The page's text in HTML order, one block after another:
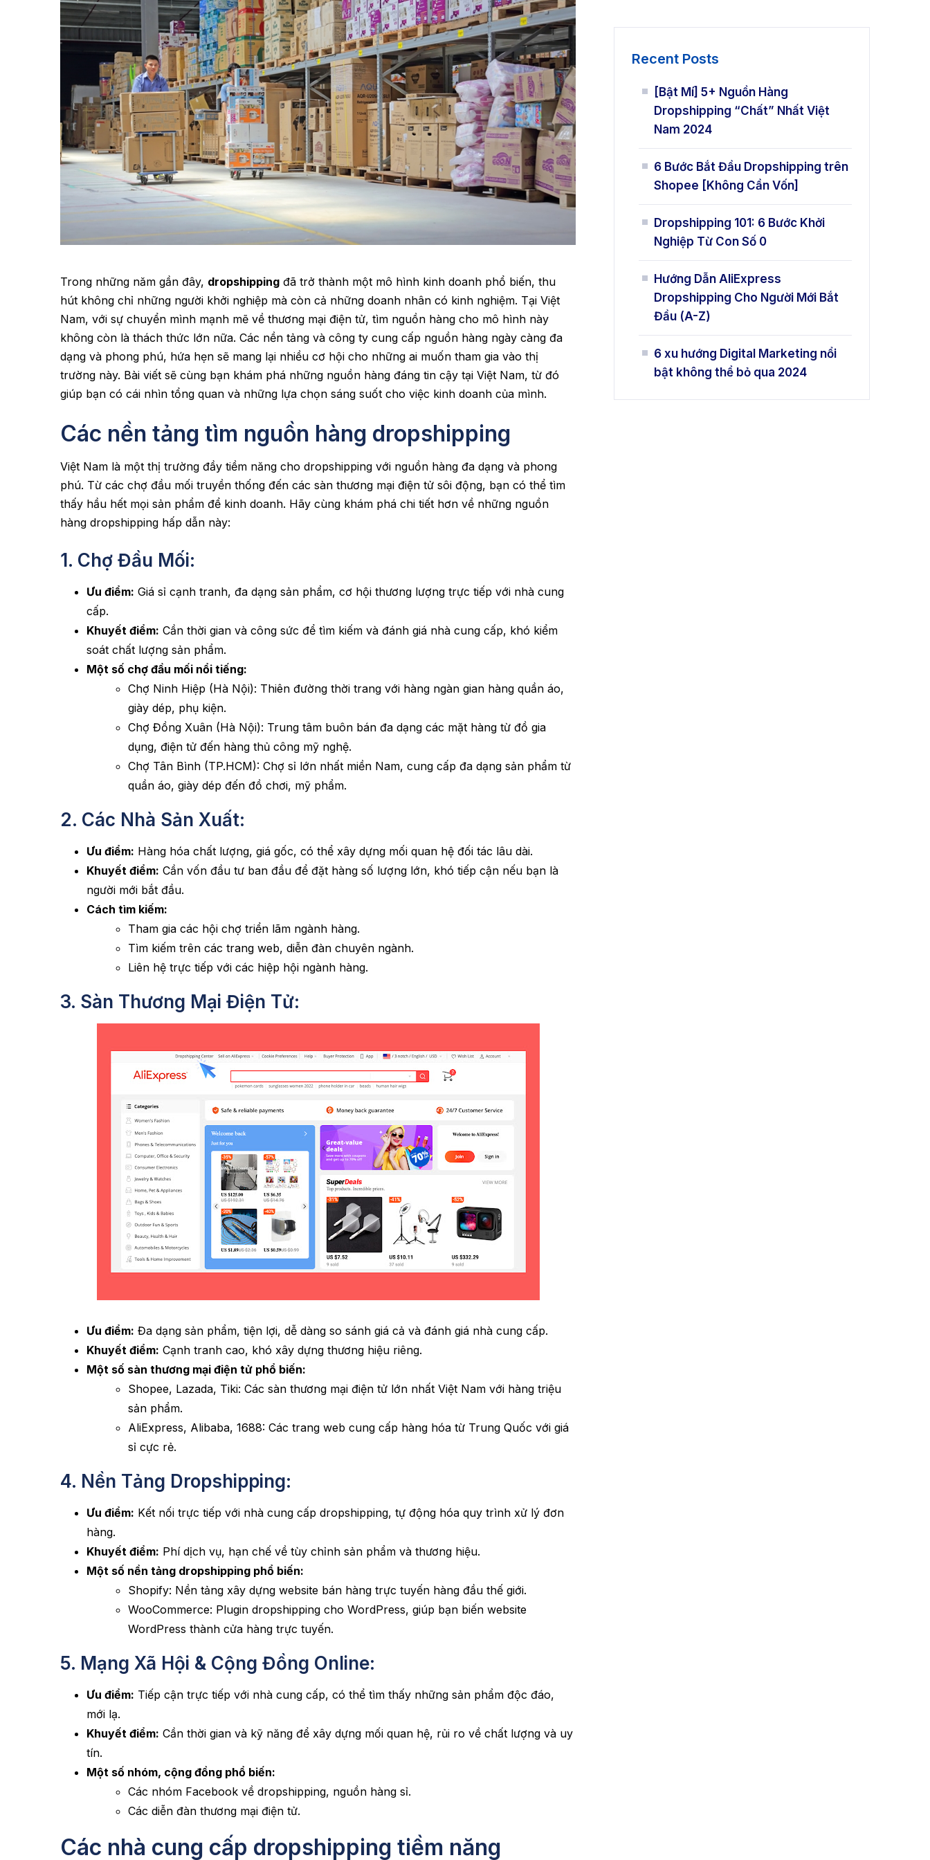
Trong những năm gần đây, dropshipping đã trở thành một mô hình kinh doanh phổ biến, thu
hút không chỉ những người khởi nghiệp mà còn cả những doanh nhân có kinh nghiệm. Tại Việt
Nam, với sự chuyển mình mạnh mẽ về thương mại điện tử, tìm nguồn hàng cho mô hình này
không còn là thách thức lớn nữa. Các nền tảng và công ty cung cấp nguồn hàng ngày càng đa
dạng và phong phú, hứa hẹn sẽ mang lại nhiều cơ hội cho những ai muốn tham gia vào thị
trường này. Bài viết sẽ cùng bạn khám phá những nguồn hàng đáng tin cậy tại Việt Nam, từ đó
giúp bạn có cái nhìn tổng quan và những lựa chọn sáng suốt cho việc kinh doanh của mình.
Các nền tảng tìm nguồn hàng dropshipping
Việt Nam là một thị trường đầy tiềm năng cho dropshipping với nguồn hàng đa dạng và phong
phú. Từ các chợ đầu mối truyền thống đến các sàn thương mại điện tử sôi động, bạn có thể tìm
thấy hầu hết mọi sản phẩm để kinh doanh. Hãy cùng khám phá chi tiết hơn về những nguồn
hàng dropshipping hấp dẫn này:
1. Chợ Đầu Mối:
Ưu điểm: Giá sỉ cạnh tranh, đa dạng sản phẩm, cơ hội thương lượng trực tiếp với nhà cung
cấp.
Khuyết điểm: Cần thời gian và công sức để tìm kiếm và đánh giá nhà cung cấp, khó kiểm
soát chất lượng sản phẩm.
Một số chợ đầu mối nổi tiếng:
Chợ Ninh Hiệp (Hà Nội): Thiên đường thời trang với hàng ngàn gian hàng quần áo,
giày dép, phụ kiện.
Chợ Đồng Xuân (Hà Nội): Trung tâm buôn bán đa dạng các mặt hàng từ đồ gia
dụng, điện tử đến hàng thủ công mỹ nghệ.
Chợ Tân Bình (TP.HCM): Chợ sỉ lớn nhất miền Nam, cung cấp đa dạng sản phẩm từ
quần áo, giày dép đến đồ chơi, mỹ phẩm.
2. Các Nhà Sản Xuất:
Ưu điểm: Hàng hóa chất lượng, giá gốc, có thể xây dựng mối quan hệ đối tác lâu dài.
Khuyết điểm: Cần vốn đầu tư ban đầu để đặt hàng số lượng lớn, khó tiếp cận nếu bạn là
người mới bắt đầu.
Cách tìm kiếm:
Tham gia các hội chợ triển lãm ngành hàng.
Tìm kiếm trên các trang web, diễn đàn chuyên ngành.
Liên hệ trực tiếp với các hiệp hội ngành hàng.
3. Sàn Thương Mại Điện Tử:
Ưu điểm: Đa dạng sản phẩm, tiện lợi, dễ dàng so sánh giá cả và đánh giá nhà cung cấp.
Khuyết điểm: Cạnh tranh cao, khó xây dựng thương hiệu riêng.
Một số sàn thương mại điện tử phổ biến:
Shopee, Lazada, Tiki: Các sàn thương mại điện tử lớn nhất Việt Nam với hàng triệu
sản phẩm.
AliExpress, Alibaba, 1688: Các trang web cung cấp hàng hóa từ Trung Quốc với giá
sỉ cực rẻ.
4. Nền Tảng Dropshipping:
Ưu điểm: Kết nối trực tiếp với nhà cung cấp dropshipping, tự động hóa quy trình xử lý đơn
hàng.
Khuyết điểm: Phí dịch vụ, hạn chế về tùy chỉnh sản phẩm và thương hiệu.
Một số nền tảng dropshipping phổ biến:
Shopify: Nền tảng xây dựng website bán hàng trực tuyến hàng đầu thế giới.
WooCommerce: Plugin dropshipping cho WordPress, giúp bạn biến website
WordPress thành cửa hàng trực tuyến.
5. Mạng Xã Hội & Cộng Đồng Online:
Ưu điểm: Tiếp cận trực tiếp với nhà cung cấp, có thể tìm thấy những sản phẩm độc đáo,
mới lạ.
Khuyết điểm: Cần thời gian và kỹ năng để xây dựng mối quan hệ, rủi ro về chất lượng và uy
tín.
Một số nhóm, cộng đồng phổ biến:
Các nhóm Facebook về dropshipping, nguồn hàng sỉ.
Các diễn đàn thương mại điện tử.
Các nhà cung cấp dropshipping tiềm năng
Recent Posts
[Bật Mí] 5+ Nguồn Hàng
Dropshipping “Chất” Nhất Việt
Nam 2024
6 Bước Bắt Đầu Dropshipping trên
Shopee [Không Cần Vốn]
Dropshipping 101: 6 Bước Khởi
Nghiệp Từ Con Số 0
Hướng Dẫn AliExpress
Dropshipping Cho Người Mới Bắt
Đầu (A-Z)
6 xu hướng Digital Marketing nổi
bật không thể bỏ qua 2024